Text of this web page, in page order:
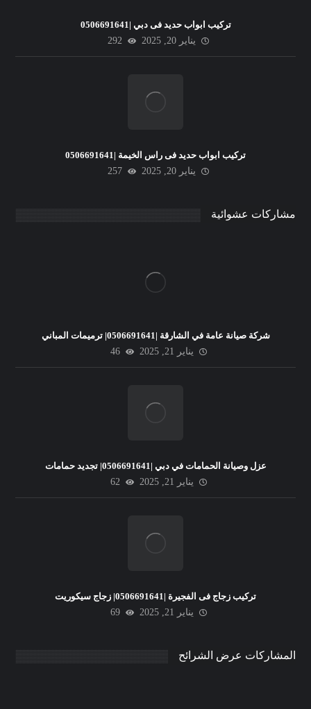
تركيب ابواب حديد فى دبي |0506691641
يناير 20, 2025
292
تركيب ابواب حديد فى راس الخيمة |0506691641
يناير 20, 2025
257
مشاركات عشوائية
شركة صيانة عامة في الشارقة |0506691641| ترميمات المباني
يناير 21, 2025
46
عزل وصيانة الحمامات في دبي |0506691641| تجديد حمامات
يناير 21, 2025
62
تركيب زجاج فى الفجيرة |0506691641| زجاج سيكوريت
يناير 21, 2025
69
المشاركات عرض الشرائح